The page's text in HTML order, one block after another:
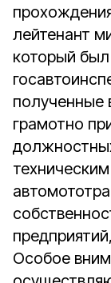
лейтенант
который
полученные
грамотно
Особое